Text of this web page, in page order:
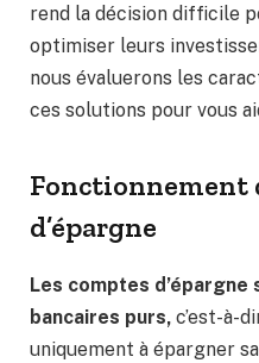
rend la décision difficile
optimiser leurs
nous évaluerons les
ces solutions pour vous
Fonctionnement
d’épargne
Les comptes
bancaires purs, c’est-à-
uniquement à épargner